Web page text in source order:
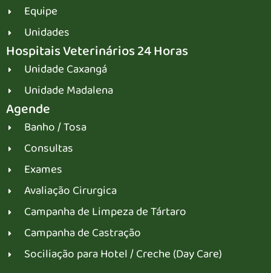
Equipe
Unidades
Hospitais Veterinários 24 Horas
Unidade Caxangá
Unidade Madalena
Agende
Banho / Tosa
Consultas
Exames
Avaliação Cirurgica
Campanha de Limpeza de Tártaro
Campanha de Castração
Sociliação para Hotel / Creche (Day Care)